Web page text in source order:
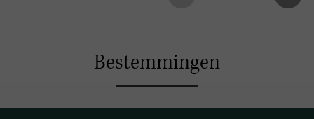
Bestemmingen